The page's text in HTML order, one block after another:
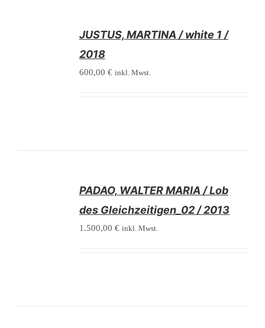
JUSTUS, MARTINA / white 1 /
2018
600,00 € inkl. Mwst.
PADAO, WALTER MARIA / Lob
des Gleichzeitigen_02 / 2013
1.500,00 € inkl. Mwst.